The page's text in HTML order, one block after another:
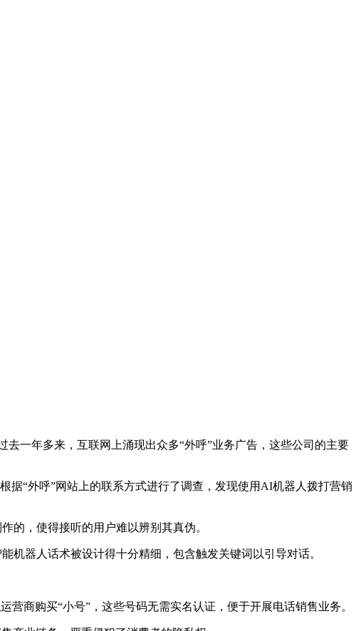
一年多来，互联网上涌现出众多“外呼”业务广告，这些公司的主要
“外呼”网站上的联系方式进行了调查，发现使用AI机器人拨打营销
，使得接听的用户难以辨别其真伪。
器人话术被设计得十分精细，包含触发关键词以引导对话。
商购买“小号”，这些号码无需实名认证，便于开展电话销售业务。